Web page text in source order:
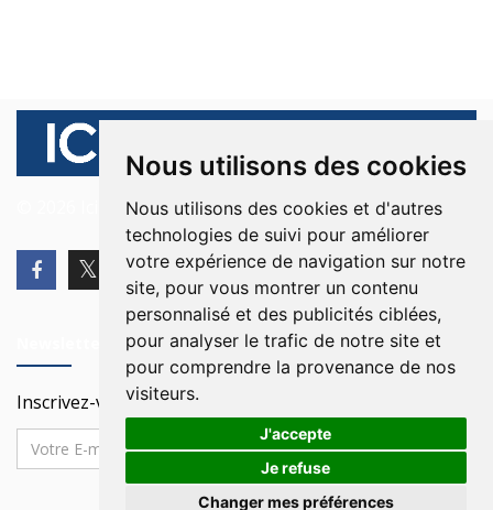
Nous utilisons des cookies
Nous utilisons des cookies et d'autres
technologies de suivi pour améliorer
votre expérience de navigation sur notre
site, pour vous montrer un contenu
personnalisé et des publicités ciblées,
pour analyser le trafic de notre site et
pour comprendre la provenance de nos
visiteurs.
J'accepte
Je refuse
Changer mes préférences
© 2026 Ici Beyrouth. Tous les droits sont réservés.
Inscrivez-vous à notre Newsletter